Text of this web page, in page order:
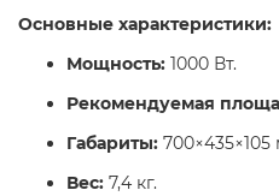
Основные характеристики:
Мощность: 1000 Вт.​
Рекомендуемая
Габариты: 700×435×105
Вес: 7,4 кг.​